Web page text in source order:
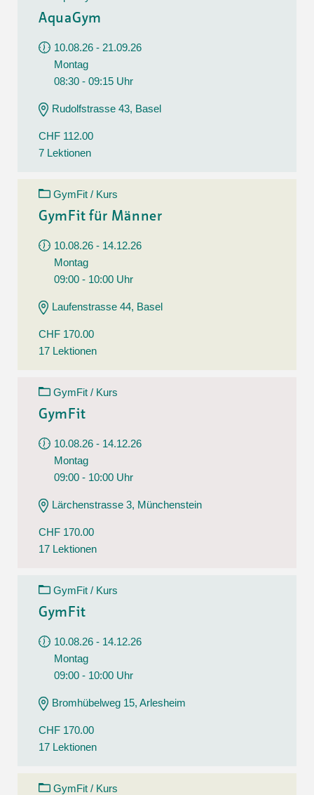
AquaGym
10.08.26 - 21.09.26
Montag
08:30 - 09:15 Uhr
Rudolfstrasse 43, Basel
CHF 112.00
7 Lektionen
GymFit / Kurs
GymFit für Männer
10.08.26 - 14.12.26
Montag
09:00 - 10:00 Uhr
Laufenstrasse 44, Basel
CHF 170.00
17 Lektionen
GymFit / Kurs
GymFit
10.08.26 - 14.12.26
Montag
09:00 - 10:00 Uhr
Lärchenstrasse 3, Münchenstein
CHF 170.00
17 Lektionen
GymFit / Kurs
GymFit
10.08.26 - 14.12.26
Montag
09:00 - 10:00 Uhr
Bromhübelweg 15, Arlesheim
CHF 170.00
17 Lektionen
GymFit / Kurs